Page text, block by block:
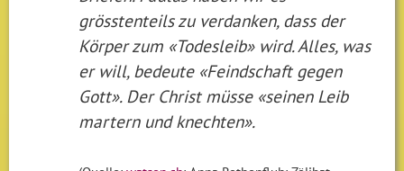
grösstenteils zu verdanken, dass der
Körper zum «Todesleib» wird. Alles, was
er will, bedeute «Feindschaft gegen
Gott». Der Christ müsse «seinen Leib
martern und knechten».